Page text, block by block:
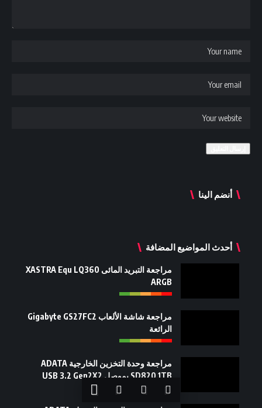
أنضم الينا
أحدث المواضيع المضافة
مراجعة التبريد المائى XASTRA Equ LQ360
ARGB
مراجعة شاشة الألعاب Gigabyte GS27FC2
الرائعة
مراجعة وحدة التخزين الخارجية ADATA
SD820 1TB بموصل USB 3.2 Gen2X2